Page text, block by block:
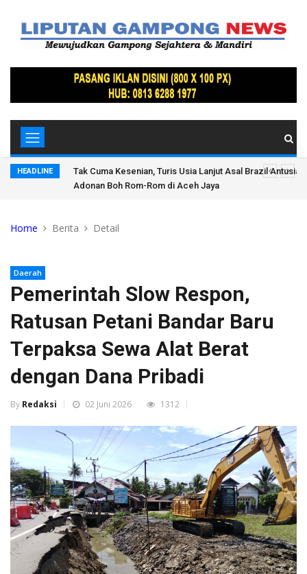
HEADLINE
Tak Cuma Kesenian, Turis Usia Lanjut Asal Brazil
Adonan Boh Rom-Rom di Aceh Jaya
Home Berita Detail
Daerah
Pemerintah Slow Respon,
Ratusan Petani Bandar Baru
Terpaksa Sewa Alat Berat
dengan Dana Pribadi
By Redaksi 02 Juni 2026 1312